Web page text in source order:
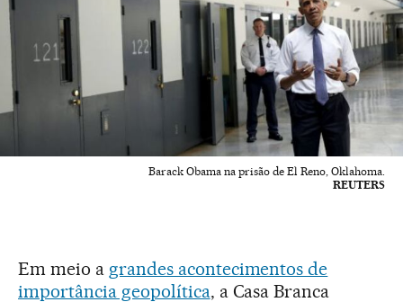
Barack Obama na prisão de El Reno, Oklahoma.
REUTERS
Em meio a grandes acontecimentos de
importância geopolítica, a Casa Branca